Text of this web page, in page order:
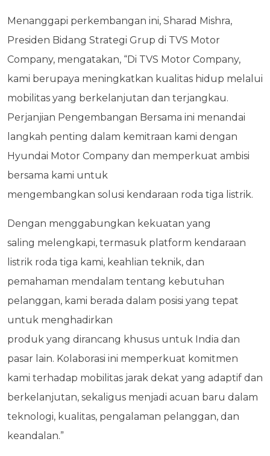
Menanggapi perkembangan ini, Sharad Mishra,
Presiden Bidang Strategi Grup di TVS Motor
Company, mengatakan, “Di TVS Motor Company,
kami berupaya meningkatkan kualitas hidup melalui
mobilitas yang berkelanjutan dan terjangkau.
Perjanjian Pengembangan Bersama ini menandai
langkah penting dalam kemitraan kami dengan
Hyundai Motor Company dan memperkuat ambisi
bersama kami untuk
mengembangkan solusi kendaraan roda tiga listrik.
Dengan menggabungkan kekuatan yang
saling melengkapi, termasuk platform kendaraan
listrik roda tiga kami, keahlian teknik, dan
pemahaman mendalam tentang kebutuhan
pelanggan, kami berada dalam posisi yang tepat
untuk menghadirkan
produk yang dirancang khusus untuk India dan
pasar lain. Kolaborasi ini memperkuat komitmen
kami terhadap mobilitas jarak dekat yang adaptif dan
berkelanjutan, sekaligus menjadi acuan baru dalam
teknologi, kualitas, pengalaman pelanggan, dan
keandalan.”